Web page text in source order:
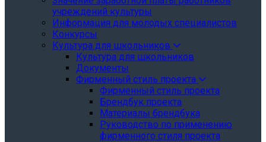
учреждений культуры
Информация для молодых специалистов
Конкурсы
Культура для школьников
Культура для школьников
Документы
Фирменный стиль проекта
Фирменный стиль проекта
Брендбук проекта
Материалы брендбука
Руководство по применению
фирменного стиля проекта